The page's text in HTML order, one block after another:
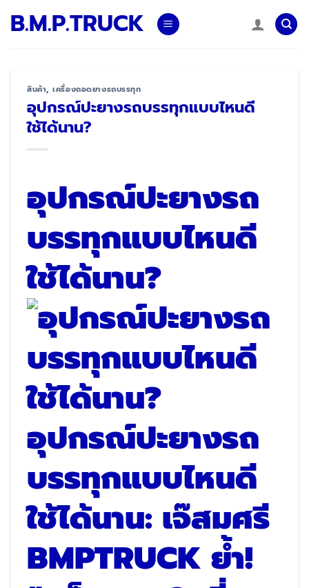
B.M.P.TRUCK
สินค้า,เครื่องถอดยางรถบรรทุก
อุปกรณ์ปะยางรถบรรทุกแบบไหนดี
ใช้ได้นาน?
อุปกรณ์ปะยางรถ
บรรทุกแบบไหนดี
ใช้ได้นาน?
อุปกรณ์ปะยางรถ
บรรทุกแบบไหนดี
ใช้ได้นาน: เจ๊สมศรี
BMPTRUCK ย้ำ!